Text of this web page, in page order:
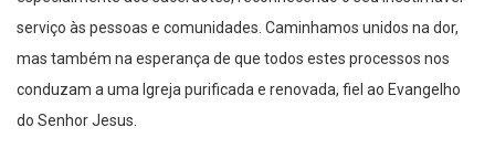
serviço às pessoas e comunidades. Caminhamos unidos na dor,
mas também na esperança de que todos estes processos nos
conduzam a uma Igreja purificada e renovada, fiel ao Evangelho
do Senhor Jesus.